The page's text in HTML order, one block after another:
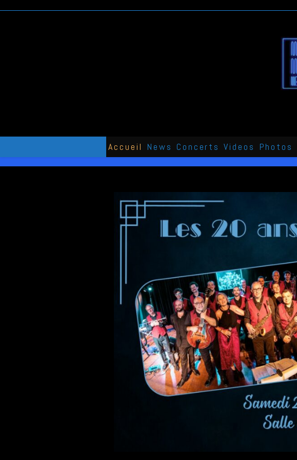
Accueil News Concerts Videos Photos